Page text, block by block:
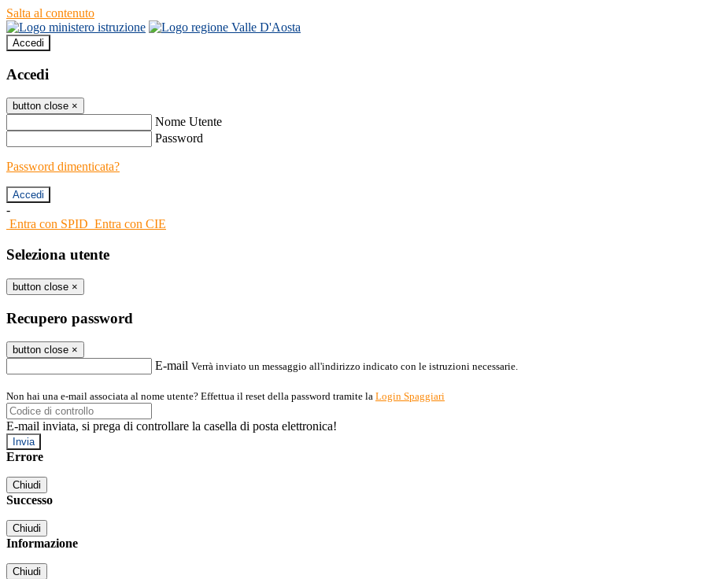
Salta al contenuto
Accedi
Accedi
button close ×
Nome Utente
Password
Password dimenticata?
-
Entra con SPID Entra con CIE
Seleziona utente
button close ×
Recupero password
button close ×
E-mail Verrà inviato un messaggio all'indirizzo indicato con le istruzioni necessarie.
Non hai una e-mail associata al nome utente? Effettua il reset della password tramite la Login Spaggiari
E-mail inviata, si prega di controllare la casella di posta elettronica!
Errore
Chiudi
Successo
Chiudi
Informazione
Chiudi